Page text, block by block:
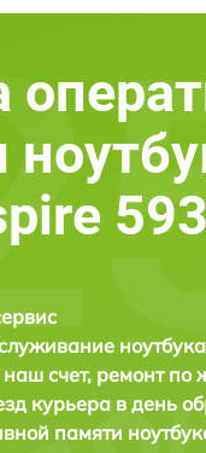
счет, ремонт по
курьера в день
памяти